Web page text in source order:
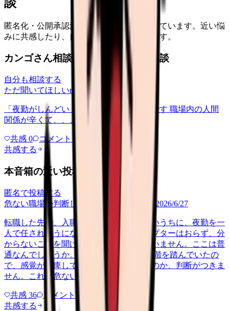
匿名化・公開承認済みの本音だけを表示しています。近い悩
みに共感したり、自分の状況を投稿できます。
カンゴさん相談室から共有された相談
自分も相談する
ただ聞いてほしいrelationships 2026/6/13
「夜勤がしんどい」について相談したいです 職場内の人間
関係が辛くて、、、
共感 0 コメント
共感する
本音箱の近い投稿
匿名で投稿する
危ない職場か判断してほしい
career-growth 2026/6/27
転職した先で、入職して二ヶ月も経たないうちに、夜勤を一
人で任されそうになっています。プリセプターはおらず、分
からないことを聞ける相手も日によっていません。ここは普
通なんでしょうか。 前の職場はもっと段階を踏んでいたの
で、感覚が麻痺しているのか自分が甘いのか、判断がつきま
せん。これは危ない環境なのか…
共感 36 コメント 2
共感する